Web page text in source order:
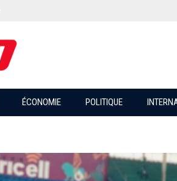
ÉCONOMIE POLITIQUE